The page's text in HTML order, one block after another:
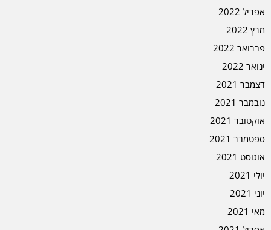
אפריל 2022
מרץ 2022
פברואר 2022
ינואר 2022
דצמבר 2021
נובמבר 2021
אוקטובר 2021
ספטמבר 2021
אוגוסט 2021
יולי 2021
יוני 2021
מאי 2021